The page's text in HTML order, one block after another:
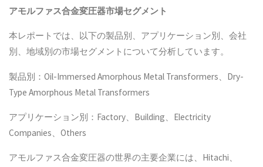
アモルファス合金変圧器市場セグメント
本レポートでは、以下の製品別、アプリケーション別、会社
別、地域別の市場セグメントについて分析しています。
製品別：Oil-Immersed Amorphous Metal Transformers、Dry-
Type Amorphous Metal Transformers
アプリケーション別：Factory、Building、Electricity
Companies、Others
アモルファス合金変圧器の世界の主要企業には、Hitachi、